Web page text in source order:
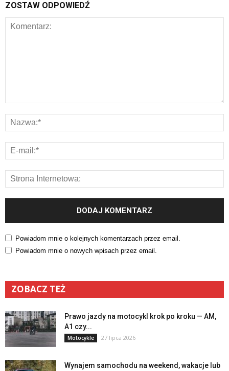
ZOSTAW ODPOWIEDŹ
Powiadom mnie o kolejnych komentarzach przez email.
Powiadom mnie o nowych wpisach przez email.
ZOBACZ TEŻ
Prawo jazdy na motocykl krok po kroku — AM,
A1 czy...
Motocykle 27 lipca 2026
Wynajem samochodu na weekend, wakacje lub